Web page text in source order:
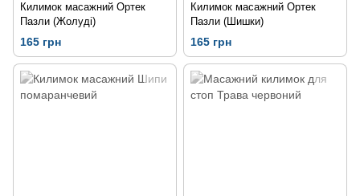
Килимок масажний Ортек
Пазли (Жолуді)
165 грн
Килимок масажний Ортек
Пазли (Шишки)
165 грн